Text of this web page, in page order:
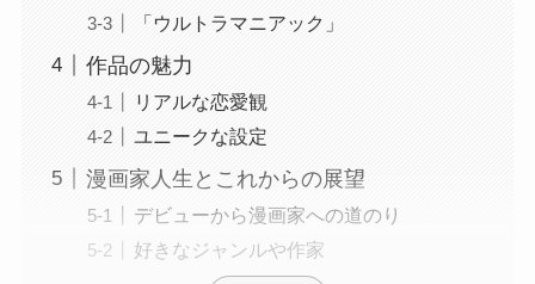
「ウルトラマニアック」
作品の魅力
リアルな恋愛観
ユニークな設定
漫画家人生とこれからの展望
デビューから漫画家への道のり
好きなジャンルや作家